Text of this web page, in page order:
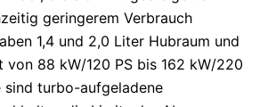
geringerem Verbrauch
1,4 und 2,0 Liter Hubraum und
von 88 kW/120 PS bis 162 kW/220
sind turbo-aufgeladene